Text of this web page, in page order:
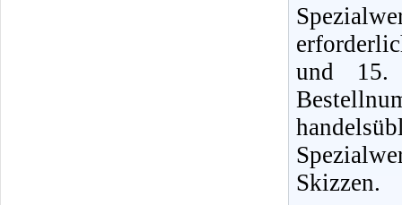
und 15.
Skizzen.